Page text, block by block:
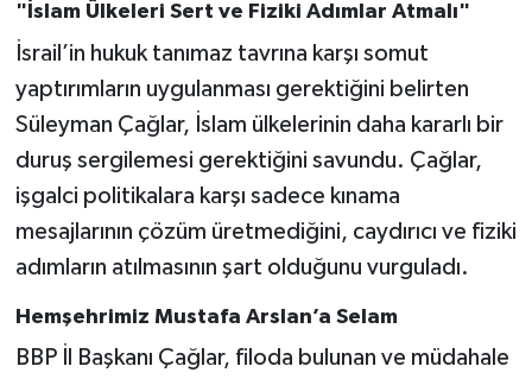
"İslam Ülkeleri Sert ve Fiziki Adımlar Atmalı"
İsrail’in hukuk tanımaz tavrına karşı somut
yaptırımların uygulanması gerektiğini belirten
Süleyman Çağlar, İslam ülkelerinin daha kararlı bir
duruş sergilemesi gerektiğini savundu. Çağlar,
işgalci politikalara karşı sadece kınama
mesajlarının çözüm üretmediğini, caydırıcı ve fiziki
adımların atılmasının şart olduğunu vurguladı.
Hemşehrimiz Mustafa Arslan’a Selam
BBP İl Başkanı Çağlar, filoda bulunan ve müdahale